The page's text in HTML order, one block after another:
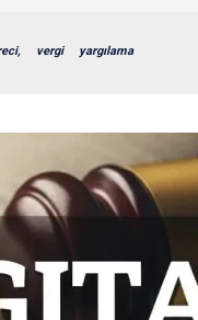
vergi yargılama